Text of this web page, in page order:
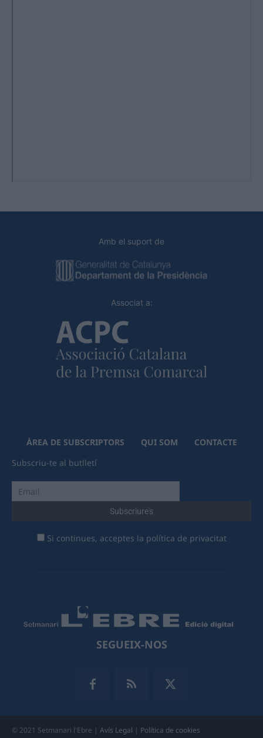
Amb el suport de
Associat a:
ÀREA DE SUBSCRIPTORS QUI SOM
CONTACTE
Subscriu-te al butlletí
Si continues, acceptes la política de privacitat
SEGUEIX-NOS
© 2021 Setmanari l'Ebre | Avís Legal | Política de cookies